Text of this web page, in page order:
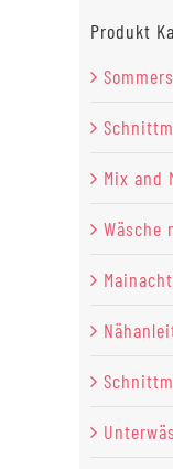
Produkt
Mix and
Wäsche